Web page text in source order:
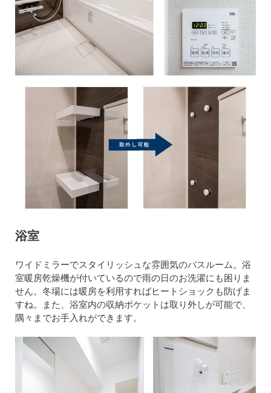
浴室
ワイドミラーでスタイリッシュな雰囲気のバスルーム。浴
室暖房乾燥機が付いているので雨の日のお洗濯にも困りま
せん。冬場には暖房を利用すればヒートショックも防げま
すね。また、浴室内の収納ポケットは取り外しが可能で、
隅々までお手入れができます。